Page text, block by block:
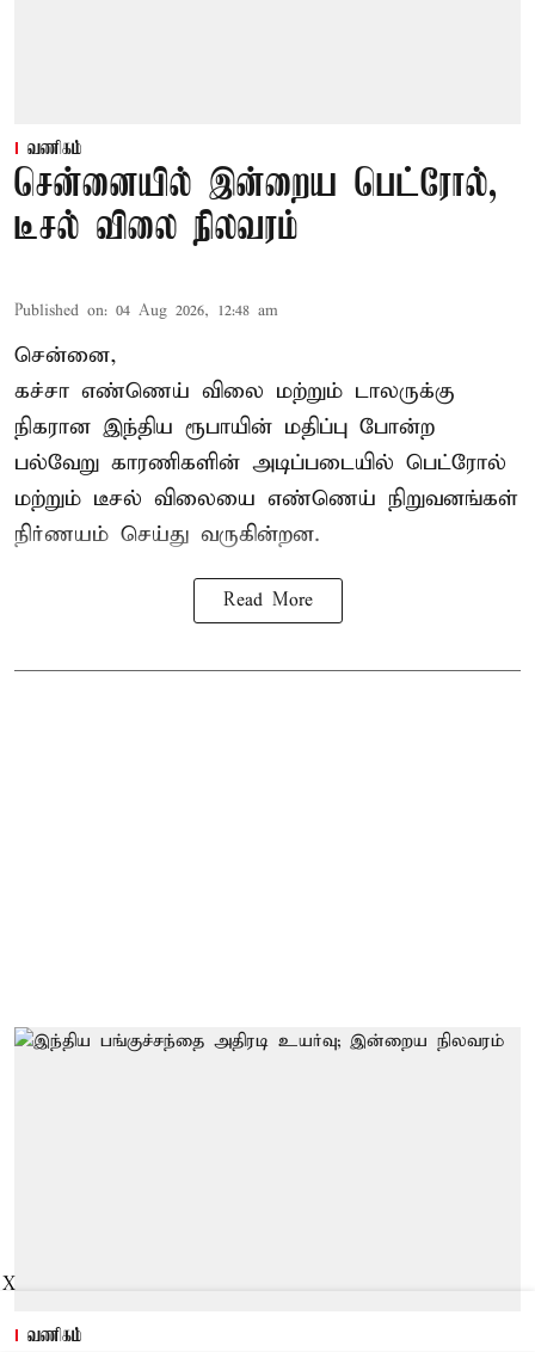
வணிகம்
சென்னையில் இன்றைய பெட்ரோல்,
டீசல் விலை நிலவரம்
Published on: 04 Aug 2026, 12:48 am
சென்னை,
கச்சா எண்ணெய் விலை மற்றும் டாலருக்கு
நிகரான இந்திய ரூபாயின் மதிப்பு போன்ற
பல்வேறு காரணிகளின் அடிப்படையில் பெட்ரோல்
மற்றும் டீசல் விலையை எண்ணெய் நிறுவனங்கள்
நிர்ணயம் செய்து வருகின்றன.
Read More
வணிகம்
X